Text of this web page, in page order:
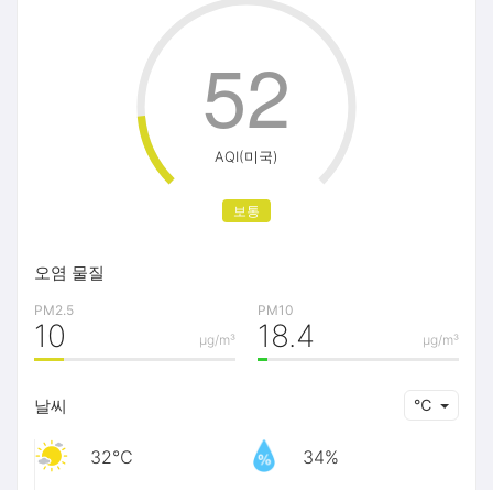
AQI(미국)
보통
52
오염 물질
PM2.5
μg/m³
10
PM10
μg/m³
18.4
날씨 ℃
32℃ 34%